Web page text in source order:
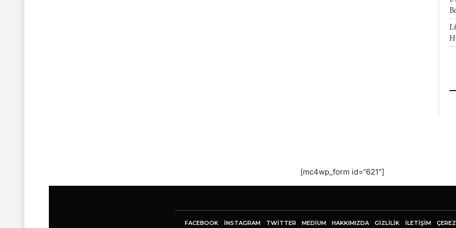
[mc4wp_form id=”621″]
FACEBOOK INSTAGRAM TWITTER MEDIUM HAKKIMIZDA GİZLİLİK İLETIŞIM